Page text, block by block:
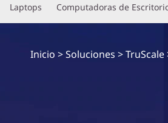
c
o
Laptops Computadoras de
Inicio >Soluciones >TruScale